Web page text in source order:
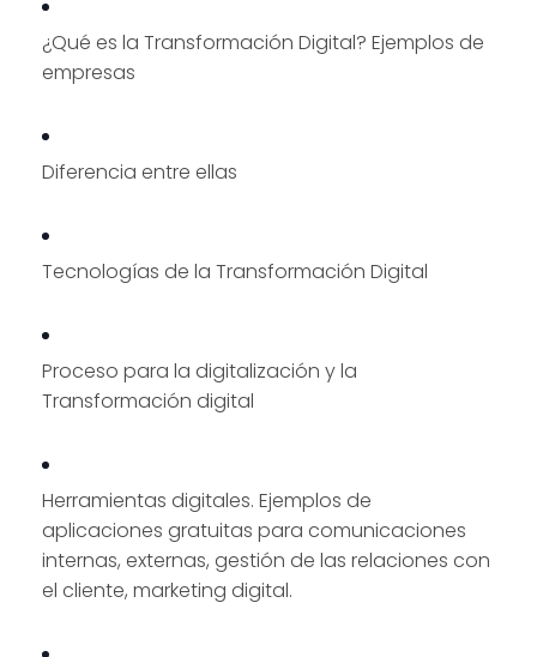
¿Qué es la Transformación Digital? Ejemplos de
empresas
Diferencia entre ellas
Tecnologías de la Transformación Digital
Proceso para la digitalización y la
Transformación digital
Herramientas digitales. Ejemplos de
aplicaciones gratuitas para comunicaciones
internas, externas, gestión de las relaciones con
el cliente, marketing digital.